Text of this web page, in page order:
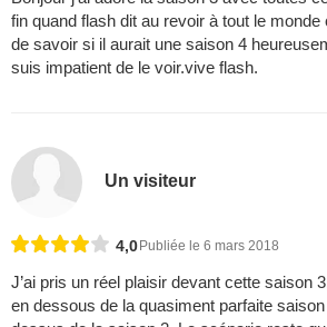
fin quand flash dit au revoir à tout le
de savoir si il aurait une saison 4
suis impatient de le voir.vive flash.
Un visiteur
4,0 Publiée le 6 mars 2018
J’ai pris un réel plaisir devant cette saison
en dessous de la quasiment parfaite